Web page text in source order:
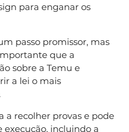
para enganar os
passo promissor, mas
que a
sobre a Temu e
a lei o mais
a recolher provas e pode
incluindo a